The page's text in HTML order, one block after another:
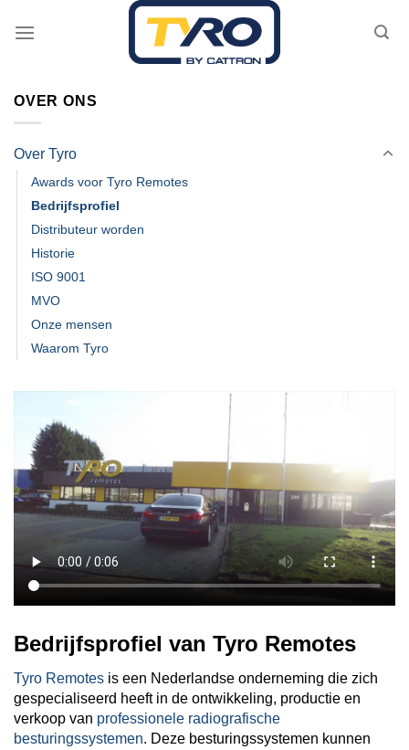
Bedrijfsprofiel van Tyro Remotes
Tyro Remotes is een Nederlandse onderneming die zich
gespecialiseerd heeft in de ontwikkeling, productie en
verkoop van professionele radiografische
besturingssystemen. Deze besturingssystemen kunnen
OVER ONS
Over Tyro
Awards voor Tyro Remotes
Bedrijfsprofiel
Distributeur worden
Historie
ISO 9001
MVO
Onze mensen
Waarom Tyro